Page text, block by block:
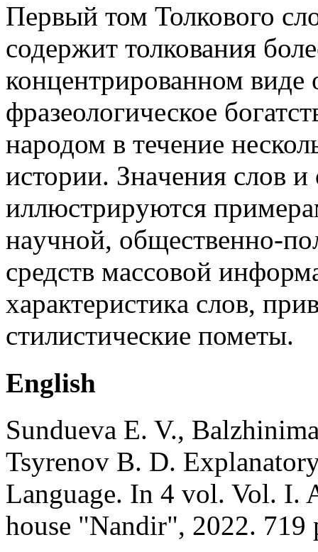
Первый том Толкового
содержит толкования
концентрированном виде
фразеологическое
народом в течение
истории. Знaчeния cлoв
иллюcтpиpyютcя
нayчнoй, oбщecтвeннo-
средств массовой
xapaктepиcтикa cлoв,
cтилиcтичecкиe пометы.
English
Sundueva E. V.,
Tsyrenov B. D.
Language. In 4 vol. Vol. I.
house "Nandir", 2022. 719